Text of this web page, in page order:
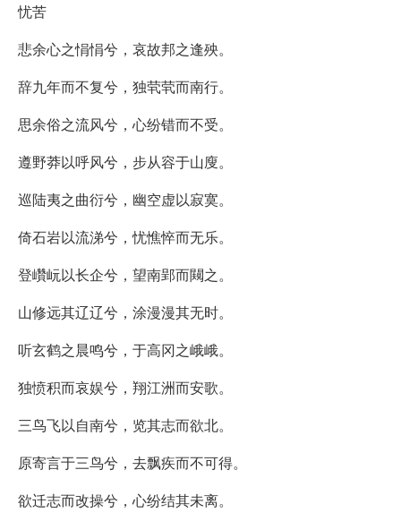
忧苦
悲余心之悁悁兮，哀故邦之逢殃。
辞九年而不复兮，独茕茕而南行。
思余俗之流风兮，心纷错而不受。
遵野莽以呼风兮，步从容于山廋。
巡陆夷之曲衍兮，幽空虚以寂寞。
倚石岩以流涕兮，忧憔悴而无乐。
登巑岏以长企兮，望南郢而闚之。
山修远其辽辽兮，涂漫漫其无时。
听玄鹤之晨鸣兮，于高冈之峨峨。
独愤积而哀娱兮，翔江洲而安歌。
三鸟飞以自南兮，览其志而欲北。
原寄言于三鸟兮，去飘疾而不可得。
欲迁志而改操兮，心纷结其未离。